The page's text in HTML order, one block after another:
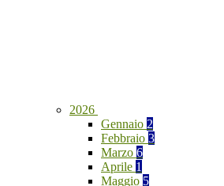
2026
Gennaio 2
Febbraio 3
Marzo 6
Aprile 1
Maggio 5